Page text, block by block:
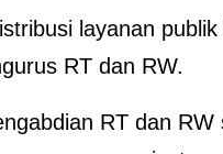
layanan
RT dan RW.
RT dan